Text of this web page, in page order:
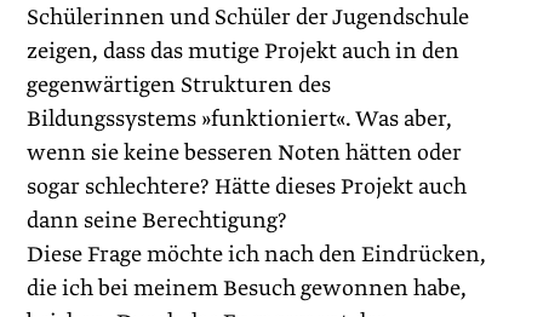
Schülerinnen und Schüler der Jugendschule
zeigen, dass das mutige Projekt auch in den
gegenwärtigen Strukturen des
Bildungssystems »funktioniert«. Was aber,
wenn sie keine besseren Noten hätten oder
sogar schlechtere? Hätte dieses Projekt auch
dann seine Berechtigung?
Diese Frage möchte ich nach den Eindrücken,
die ich bei meinem Besuch gewonnen habe,